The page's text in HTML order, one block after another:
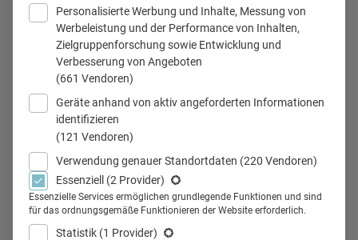
26.04.2017
26.04.2017
Auf zur 5. inspirato PHARMA MARKETING
Konferenz
PHARMA MARKETING, Branchentreff und wichtiger
Impulsgeber für Pharma-Marken und -Medien, begibt sich
am 26. und 27. Juni in Bonn bereits zum 5. Mal „in Search
of Excellence“.
Personalisierte Werbung und Inhalte, Messung von
Werbeleistung und der Performance von Inhalten,
Zielgruppenforschung sowie Entwicklung und
Verbesserung von Angeboten
(661 Vendoren)
Geräte anhand von aktiv angeforderten Informationen
identifizieren
(121 Vendoren)
Verwendung genauer Standortdaten (220 Vendoren)
Essenziell
(2 Provider)
Essenzielle Services ermöglichen grundlegende Funktionen und sind
für das ordnungsgemäße Funktionieren der Website erforderlich.
Statistik (1 Provider)